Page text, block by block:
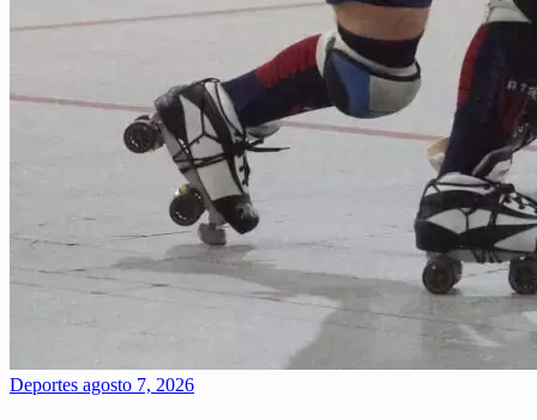
Deportes agosto 7, 2026